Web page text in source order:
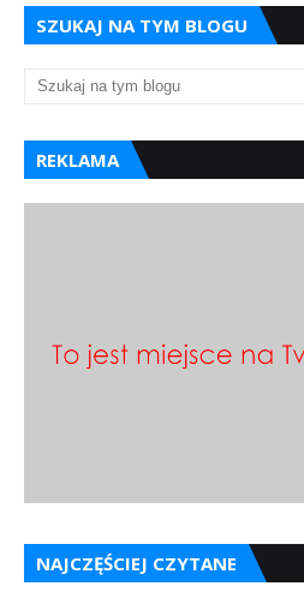
SZUKAJ NA TYM BLOGU
REKLAMA
NAJCZĘŚCIEJ CZYTANE